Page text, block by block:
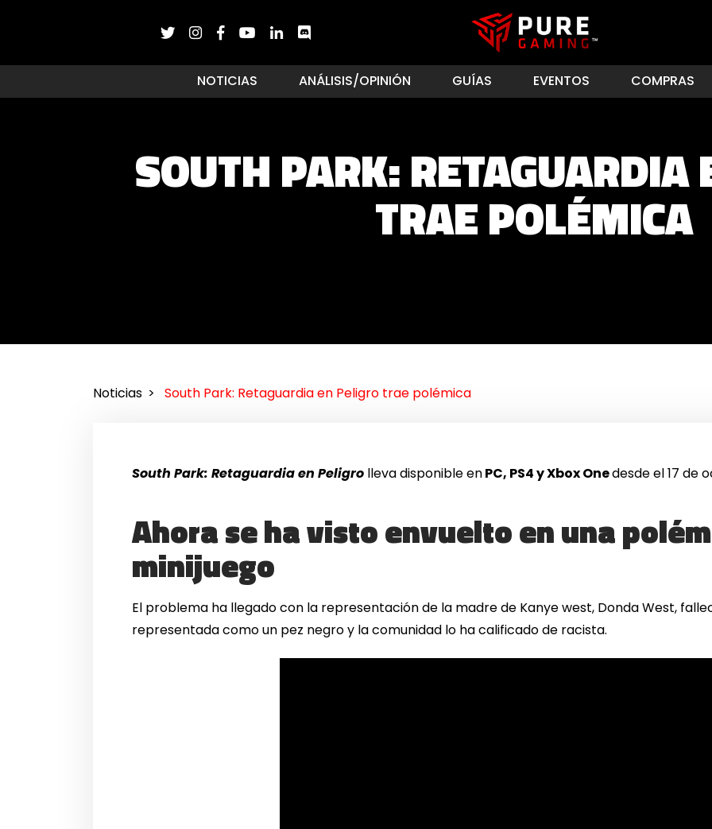
NOTICIAS ANÁLISIS/OPINIÓN GUÍAS EVENTOS COMPRAS
SOUTH PARK: RETAGUARDIA
TRAE POLÉMICA
Noticias South Park: Retaguardia en Peligro trae polémica
South Park: Retaguardia en Peligro lleva disponible enPC, PS4 y Xbox Onedesde el 17 de
Ahora se ha visto envuelto en una
minijuego
El problema ha llegado con la representación de la madre de Kanye west, Donda West,
representada como un pez negro y la comunidad lo ha calificado de racista.